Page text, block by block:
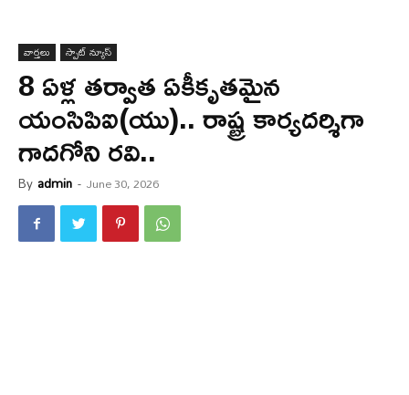
వార్త‌లు స్పాట్ న్యూస్
8 ఏళ్ల తర్వాత ఏకీకృతమైన
యంసిపిఐ(యు).. రాష్ట్ర కార్యదర్శిగా
గాదగోని రవి..
By admin - June 30, 2026